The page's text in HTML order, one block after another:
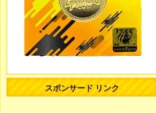
スポンサード リンク